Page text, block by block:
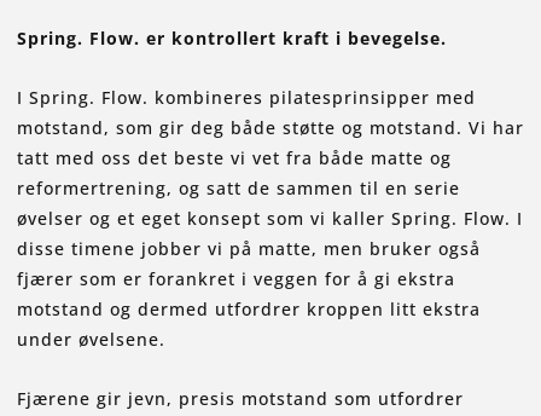
Spring. Flow. er kontrollert kraft i bevegelse.
I Spring. Flow. kombineres pilatesprinsipper med
motstand, som gir deg både støtte og motstand. Vi har
tatt med oss det beste vi vet fra både matte og
reformertrening, og satt de sammen til en serie
øvelser og et eget konsept som vi kaller Spring. Flow. I
disse timene jobber vi på matte, men bruker også
fjærer som er forankret i veggen for å gi ekstra
motstand og dermed utfordrer kroppen litt ekstra
under øvelsene.
Fjærene gir jevn, presis motstand som utfordrer